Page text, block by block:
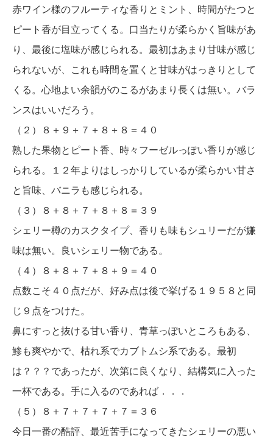
赤ワイン様のフルーティな香りとミント、時間がたつと
ピート香が目立ってくる。口当たりが柔らかく旨味があ
り、最後に塩味が感じられる。最初はあまり甘味が感じ
られないが、これも時間を置くと甘味がはっきりとして
くる。心地よい余韻がのこるがあまり長くは無い。バラ
ンスはいいだろう。
（２）８＋９＋７＋８＋８＝４０
熟した果物とピート香、時々フーゼルっぽい香りが感じ
られる。１２年よりはしっかりしているが柔らかい甘さ
と旨味、バニラも感じられる。
（３）８＋８＋７＋８＋８＝３９
シェリー樽のカスクタイプ、香りも味もシュリーだが嫌
味は無い。良いシェリー物である。
（４）８＋８＋７＋８＋９＝４０
点数こそ４０点だが、好み点は後で挙げる１９５８と同
じ９点をつけた。
鼻にすっと抜ける甘い香り、青草っぽいところもある、
鯵も爽やかで、枯れ系でカブトムシ系である。最初
は？？？であったが、次第に良くなり、結構気に入った
一杯である。手に入るのであれば．．．
（５）８＋７＋７＋７＋７＝３６
今日一番の酷評、最近苦手になってきたシェリーの悪い